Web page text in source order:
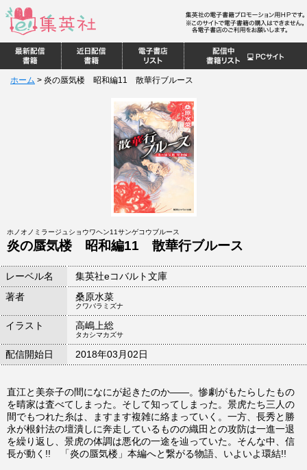
ホーム > 炎の蜃気楼 昭和編11 散華行ブルース
ホノオノミラージュショウワヘン11サンゲコウブルース
炎の蜃気楼 昭和編11 散華行ブルース
レーベル名
集英社eコバルト文庫
著者
桑原水菜
クワバラミズナ
イラスト 高嶋上総
タカシマカズサ
配信開始日 2018年03月02日
直江と美奈子の間になにが起きたのか――。惨劇がもたらしたもの
を晴家は査べてしまった。そして知ってしまった。景虎たち三人の
間でもつれた糸は、ますます複雑に絡まっていく。一方、長秀と勝
永が根針法の壇潰しに奔走しているものの織田との攻防は一進一退
を繰り返し、景虎の体調は悪化の一途を辿っていた。そんな中、信
長が動く!! 「炎の蜃気楼」本編へと繋がる物語、いよいよ環結!!